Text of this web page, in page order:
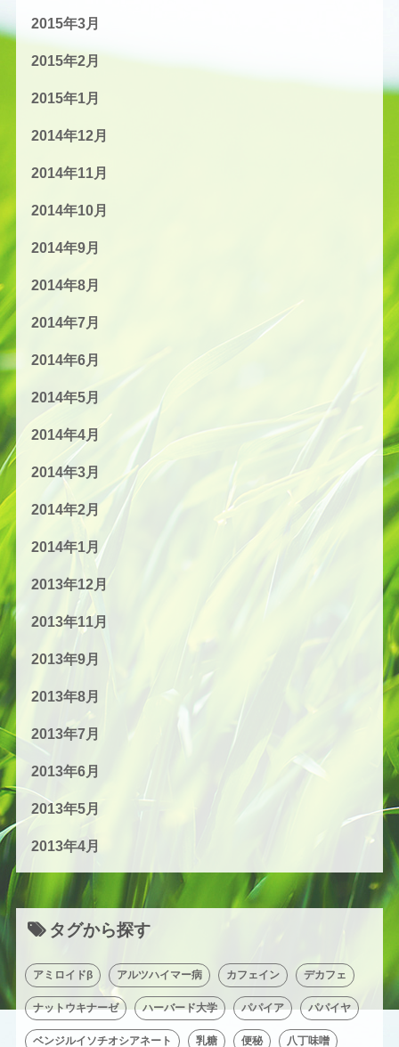
2015年3月
2015年2月
2015年1月
2014年12月
2014年11月
2014年10月
2014年9月
2014年8月
2014年7月
2014年6月
2014年5月
2014年4月
2014年3月
2014年2月
2014年1月
2013年12月
2013年11月
2013年9月
2013年8月
2013年7月
2013年6月
2013年5月
2013年4月
タグから探す
アミロイドβ アルツハイマー病 カフェイン デカフェ
ナットウキナーゼ ハーバード大学 パパイア パパイヤ
ベンジルイソチオシアネート 乳糖 便秘 八丁味噌